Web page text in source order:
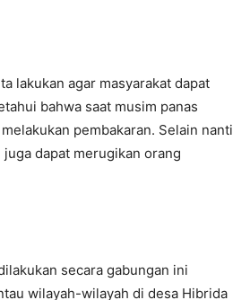
lakukan agar masyarakat dapat
bahwa saat musim panas
pembakaran. Selain nanti
dapat merugikan orang
secara gabungan ini
wilayah-wilayah di desa Hibrida